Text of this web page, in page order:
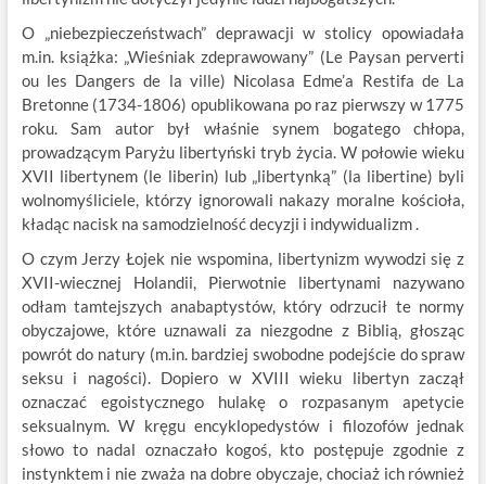
O „niebezpieczeństwach” deprawacji w stolicy opowiadała
m.in. książka: „Wieśniak zdeprawowany” (Le Paysan perverti
ou les Dangers de la ville) Nicolasa Edme’a Restifa de La
Bretonne (1734-1806) opublikowana po raz pierwszy w 1775
roku. Sam autor był właśnie synem bogatego chłopa,
prowadzącym Paryżu libertyński tryb życia. W połowie wieku
XVII libertynem (le liberin) lub „libertynką” (la libertine) byli
wolnomyśliciele, którzy ignorowali nakazy moralne kościoła,
kładąc nacisk na samodzielność decyzji i indywidualizm .
O czym Jerzy Łojek nie wspomina, libertynizm wywodzi się z
XVII-wiecznej Holandii, Pierwotnie libertynami nazywano
odłam tamtejszych anabaptystów, który odrzucił te normy
obyczajowe, które uznawali za niezgodne z Biblią, głosząc
powrót do natury (m.in. bardziej swobodne podejście do spraw
seksu i nagości). Dopiero w XVIII wieku libertyn zaczął
oznaczać egoistycznego hulakę o rozpasanym apetycie
seksualnym. W kręgu encyklopedystów i filozofów jednak
słowo to nadal oznaczało kogoś, kto postępuje zgodnie z
instynktem i nie zważa na dobre obyczaje, chociaż ich również